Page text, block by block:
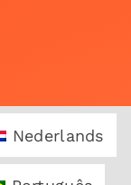
Nederlands